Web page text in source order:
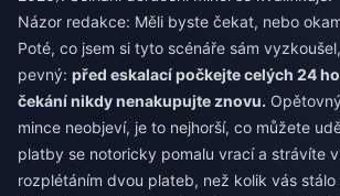
Názor redakce: Měli byste čekat, nebo
Poté, co jsem si tyto scénáře sám
pevný: před eskalací počkejte celých 24
čekání nikdy nenakupujte znovu.
mince neobjeví, je to nejhorší, co můžete
platby se notoricky pomalu vrací a strávíte
rozplétáním dvou plateb, než kolik vás